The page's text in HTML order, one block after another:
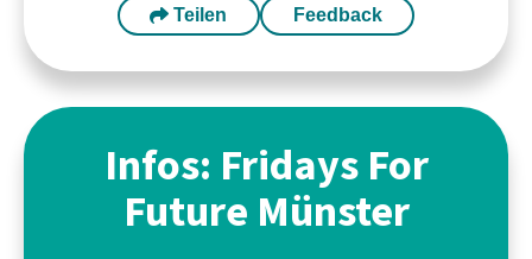
Teilen Feedback
Infos: Fridays For
Future Münster